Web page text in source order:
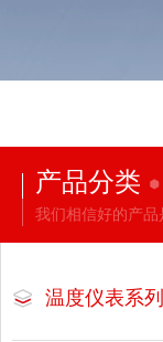
产品分类
我们相信好的产品
温度仪表系列